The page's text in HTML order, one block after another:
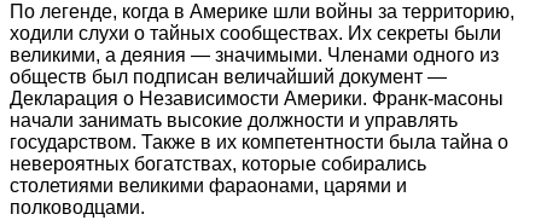
По легенде, когда в Америке шли войны за территорию,
ходили слухи о тайных сообществах. Их секреты были
великими, а деяния — значимыми. Членами одного из
обществ был подписан величайший документ —
Декларация о Независимости Америки. Франк-масоны
начали занимать высокие должности и управлять
государством. Также в их компетентности была тайна о
невероятных богатствах, которые собирались
столетиями великими фараонами, царями и
полководцами.